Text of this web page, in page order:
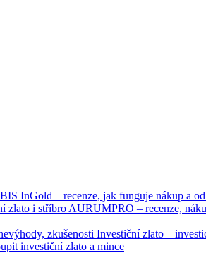
InGold – recenze, jak funguje nákup a
zlato i stříbro AURUMPRO – recenze,
zkušenosti Investiční zlato –
investiční zlato a mince